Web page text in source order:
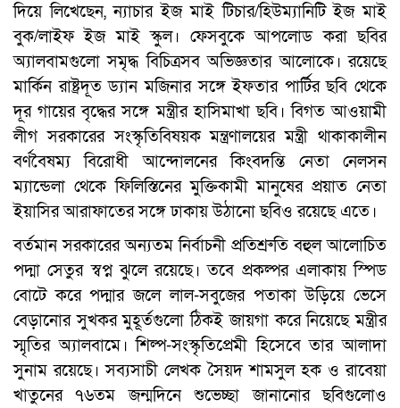
দিয়ে লিখেছেন, ন্যাচার ইজ মাই টিচার/হিউম্যানিটি ইজ মাই
বুক/লাইফ ইজ মাই স্কুল। ফেসবুকে আপলোড করা ছবির
অ্যালবামগুলো সমৃদ্ধ বিচিত্রসব অভিজ্ঞতার আলোকে। রয়েছে
মার্কিন রাষ্ট্রদূত ড্যান মজিনার সঙ্গে ইফতার পার্টির ছবি থেকে
দূর গায়ের বৃদ্ধের সঙ্গে মন্ত্রীর হাসিমাখা ছবি। বিগত আওয়ামী
লীগ সরকারের সংস্কৃতিবিষয়ক মন্ত্রণালয়ের মন্ত্রী থাকাকালীন
বর্ণবৈষম্য বিরোধী আন্দোলনের কিংবদন্তি নেতা নেলসন
ম্যান্ডেলা থেকে ফিলিস্তিনের মুক্তিকামী মানুষের প্রয়াত নেতা
ইয়াসির আরাফাতের সঙ্গে ঢাকায় উঠানো ছবিও রয়েছে এতে।
বর্তমান সরকারের অন্যতম নির্বাচনী প্রতিশ্রুতি বহুল আলোচিত
পদ্মা সেতুর স্বপ্ন ঝুলে রয়েছে। তবে প্রকল্পর এলাকায় স্পিড
বোটে করে পদ্মার জলে লাল-সবুজের পতাকা উড়িয়ে ভেসে
বেড়ানোর সুখকর মুহূর্তগুলো ঠিকই জায়গা করে নিয়েছে মন্ত্রীর
স্মৃতির অ্যালবামে। শিল্প-সংস্কৃতিপ্রেমী হিসেবে তার আলাদা
সুনাম রয়েছে। সব্যসাচী লেখক সৈয়দ শামসুল হক ও রাবেয়া
খাতুনের ৭৬তম জন্মদিনে শুভেচ্ছা জানানোর ছবিগুলোও